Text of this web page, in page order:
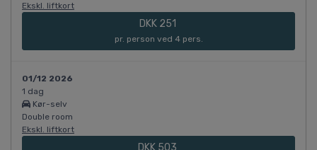
Ekskl. liftkort
DKK 251
pr. person ved 4 pers.
01/12 2026
1 dag
Kør-selv
Double room
Ekskl. liftkort